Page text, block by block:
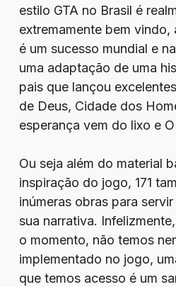
estilo GTA no Brasil é
extremamente bem
é um sucesso mundial e
uma adaptação de uma
pais que lançou
de Deus, Cidade dos
esperança vem do lixo e
Ou seja além do material
inspiração do jogo, 171
inúmeras obras para
sua narrativa.
o momento, não temos
implementado no jogo,
que temos acesso é um